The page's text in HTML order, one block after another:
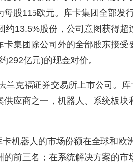
股115欧元。库卡集团全部发
约13.5%股份，公司意图获得超
集团除公司外的全部股东接受
292亿元)的现金对价。
兰克福证券交易所上市公司。库
应商之一，机器人、系统板块
机器人的市场份额在全球和欧
前三名；在系统解决方案的市